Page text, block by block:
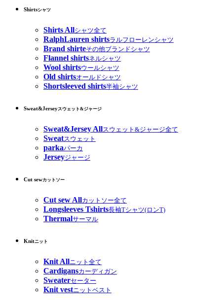
Shirtsシャツ
Shirts Allシャツ全て
RalphLauren shirtsラルフローレンシャツ
Brand shirteその他ブランドシャツ
Flannel shirtsネルシャツ
Wool shirtsウールシャツ
Old shirtsオールドシャツ
Shortsleeved shirts半袖シャツ
Sweat&Jerseyスウェット&ジャージ
Sweat&Jersey Allスウェット&ジャージ全て
Sweatスウェット
parkaパーカ
Jerseyジャージ
Cut sewカットソー
Cut sew Allカットソー全て
Longsleeves Tshirts長袖Tシャツ(ロンT)
Thermalサーマル
Knitニット
Knit Allニット全て
Cardigansカーディガン
Sweaterセーター
Knit vestニットベスト